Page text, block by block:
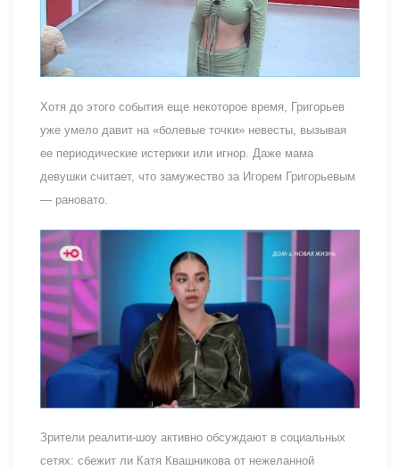
Хотя до этого события еще некоторое время, Григорьев
уже умело давит на «болевые точки» невесты, вызывая
ее периодические истерики или игнор. Даже мама
девушки считает, что замужество за Игорем Григорьевым
— рановато.
Зрители реалити-шоу активно обсуждают в социальных
сетях: сбежит ли Катя Квашникова от нежеланной